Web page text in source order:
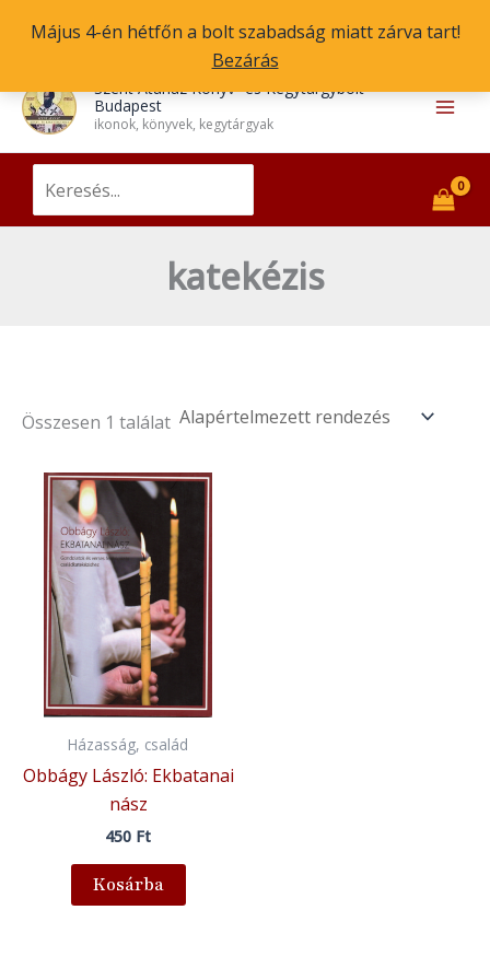
Május 4-én hétfőn a bolt szabadság miatt zárva tart!
Bezárás
Szent Atanáz Könyv- és Kegytárgybolt
Budapest
ikonok, könyvek, kegytárgyak
for:
katekézis
Összesen 1 találat
Házasság, család
Obbágy László: Ekbatanai
nász
450 Ft
Kosárba